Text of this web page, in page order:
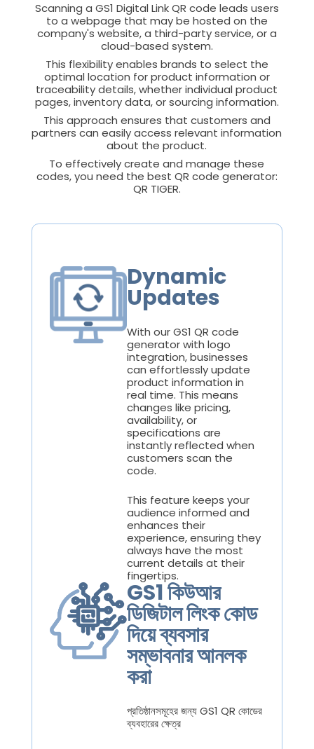
Scanning a GS1 Digital Link QR code leads users
to a webpage that may be hosted on the
company's website, a third-party service, or a
cloud-based system.
This flexibility enables brands to select the
optimal location for product information or
traceability details, whether individual product
pages, inventory data, or sourcing information.
This approach ensures that customers and
partners can easily access relevant information
about the product.
To effectively create and manage these
codes, you need the best QR code generator:
QR TIGER.
Dynamic
Updates
With our GS1 QR code
generator with logo
integration, businesses
can effortlessly update
product information in
real time. This means
changes like pricing,
availability, or
specifications are
instantly reflected when
customers scan the
code.
This feature keeps your
audience informed and
enhances their
experience, ensuring they
always have the most
current details at their
fingertips.
GS1 কিউআর
ডিজিটাল লিংক কোড
দিয়ে ব্যবসার
সম্ভাবনার আনলক
করা
প্রতিষ্ঠানসমূহের জন্য GS1 QR কোডের
ব্যবহারের ক্ষেত্র